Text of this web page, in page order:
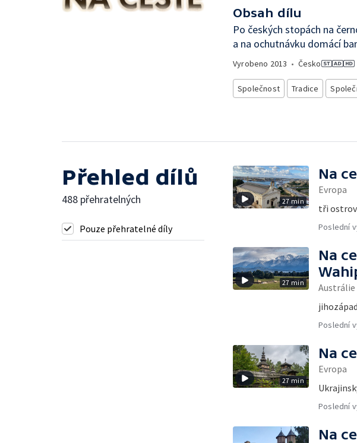
Obsah dílu
Po českých stopách na
a na ochutnávku domácí
Vyrobeno 2013 • Česko
Společnost Tradice
Přehled dílů
488 přehratelných
Pouze přehratelné díly
27 min
Na
Evropa
tři
Poslední
27 min
Na
Austrálie
Poslední
27 min
Na
Evropa
Poslední
Na